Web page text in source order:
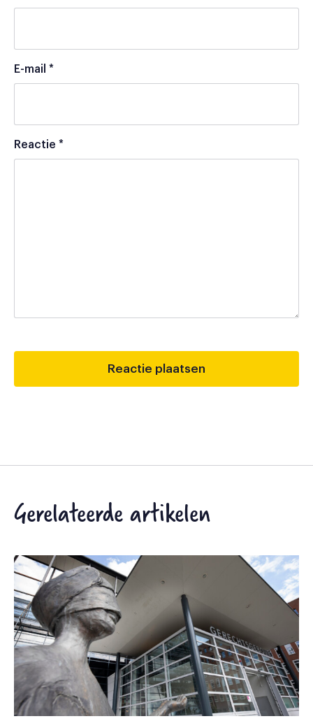
E-mail *
Reactie *
Gerelateerde artikelen